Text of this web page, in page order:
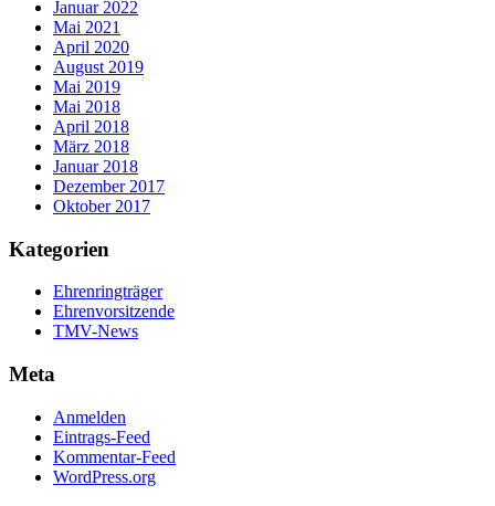
Januar 2022
Mai 2021
April 2020
August 2019
Mai 2019
Mai 2018
April 2018
März 2018
Januar 2018
Dezember 2017
Oktober 2017
Kategorien
Ehrenringträger
Ehrenvorsitzende
TMV-News
Meta
Anmelden
Eintrags-Feed
Kommentar-Feed
WordPress.org